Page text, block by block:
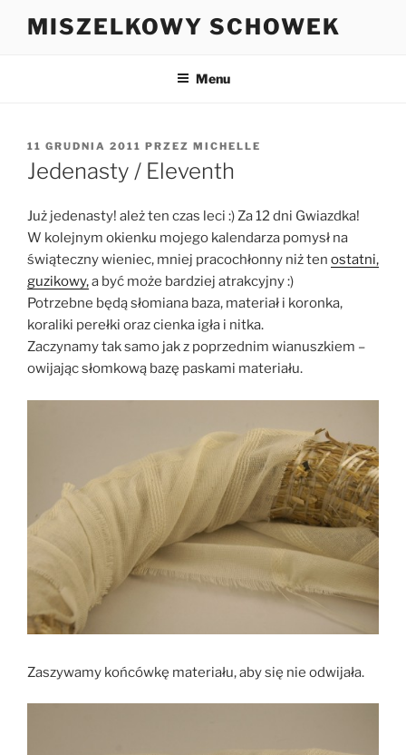
MISZELKOWY SCHOWEK
Menu
OPUBLIKOWANE
W
11 GRUDNIA 2011 PRZEZ MICHELLE
Jedenasty / Eleventh
Już jedenasty! ależ ten czas leci :) Za 12 dni Gwiazdka!
W kolejnym okienku mojego kalendarza pomysł na
świąteczny wieniec, mniej pracochłonny niż ten ostatni,
guzikowy,a być może bardziej atrakcyjny :)
Potrzebne będą słomiana baza, materiał i koronka,
koraliki perełki oraz cienka igła i nitka.
Zaczynamy tak samo jak z poprzednim wianuszkiem –
owijając słomkową bazę paskami materiału.
Zaszywamy końcówkę materiału, aby się nie odwijała.